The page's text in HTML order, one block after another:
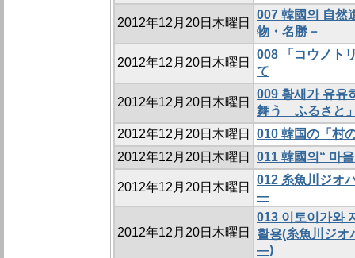
2012年12月20日木曜日
007 韓國의 自然
物・名勝－
2012年12月20日木曜日
008 「コウノト
て
2012年12月20日木曜日
009 황새가 유유
舞う ふるさと
2012年12月20日木曜日
010 韓国の「村
2012年12月20日木曜日
011 韓國의“ 마
2012年12月20日木曜日
012 糸魚川ジオ
―
2012年12月20日木曜日
013 이토이가와
활용(糸魚川ジ
―)